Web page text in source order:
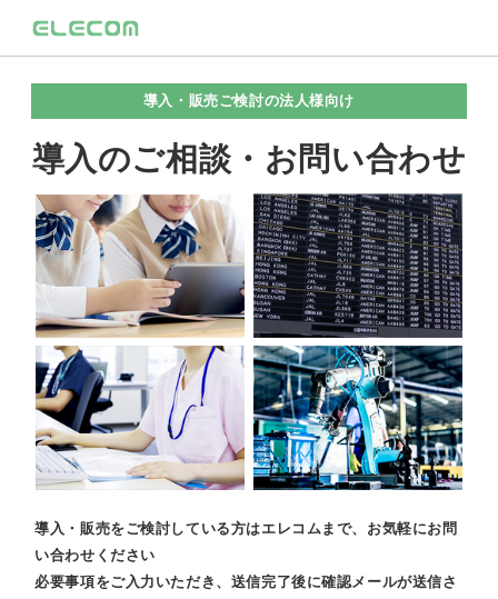
導入・販売ご検討の法人様向け
導入のご相談・お問い合わせ
導入・販売をご検討している方はエレコムまで、お気軽にお問
い合わせください
必要事項をご入力いただき、送信完了後に確認メールが送信さ